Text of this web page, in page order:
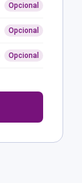
Opcional
Opcional
Opcional